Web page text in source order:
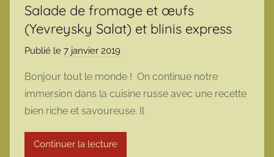
Salade de fromage et œufs
(Yevreysky Salat) et blinis express
Publié le 7 janvier 2019
r
m
a
r
Bonjour tout le monde ! On continue notre
immersion dans la cuisine russe avec une recette
bien riche et savoureuse. Il
Continuer la lecture